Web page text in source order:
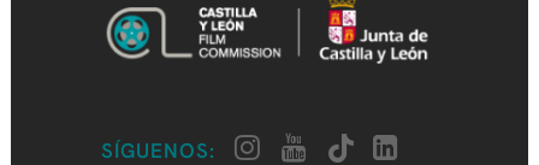
SÍGUENOS: